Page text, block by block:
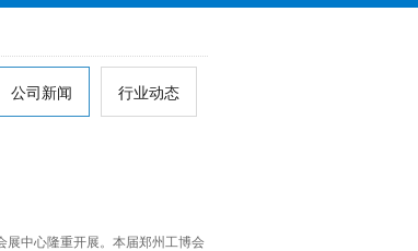
公司新闻 行业动态
中心隆重开展。本届郑州工博会